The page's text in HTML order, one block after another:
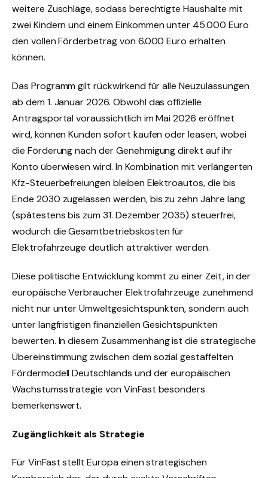
weitere Zuschläge, sodass berechtigte Haushalte mit
zwei Kindern und einem Einkommen unter 45.000 Euro
den vollen Förderbetrag von 6.000 Euro erhalten
können.
Das Programm gilt rückwirkend für alle Neuzulassungen
ab dem 1. Januar 2026. Obwohl das offizielle
Antragsportal voraussichtlich im Mai 2026 eröffnet
wird, können Kunden sofort kaufen oder leasen, wobei
die Förderung nach der Genehmigung direkt auf ihr
Konto überwiesen wird. In Kombination mit verlängerten
Kfz-Steuerbefreiungen bleiben Elektroautos, die bis
Ende 2030 zugelassen werden, bis zu zehn Jahre lang
(spätestens bis zum 31. Dezember 2035) steuerfrei,
wodurch die Gesamtbetriebskosten für
Elektrofahrzeuge deutlich attraktiver werden.
Diese politische Entwicklung kommt zu einer Zeit, in der
europäische Verbraucher Elektrofahrzeuge zunehmend
nicht nur unter Umweltgesichtspunkten, sondern auch
unter langfristigen finanziellen Gesichtspunkten
bewerten. In diesem Zusammenhang ist die strategische
Übereinstimmung zwischen dem sozial gestaffelten
Fördermodell Deutschlands und der europäischen
Wachstumsstrategie von VinFast besonders
bemerkenswert.
Zugänglichkeit als Strategie
Für VinFast stellt Europa einen strategischen